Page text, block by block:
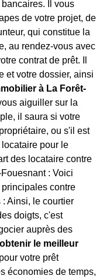
Il vous
de votre projet, de
qui constitue la
au rendez-vous avec
contrat de prêt. Il
et votre dossier, ainsi
à La Forêt-
aiguiller sur la
il saura si votre
ou s'il est
pour le
des locataire contre
: Voici
contre
Ainsi, le courtier
doigts, c'est
auprès des
obtenir le meilleur
votre prêt
économies de temps,